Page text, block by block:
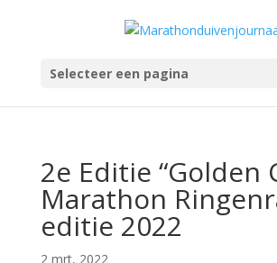
Selecteer een pagina
2e Editie “Golden
Marathon
editie 2022
2 mrt, 2022